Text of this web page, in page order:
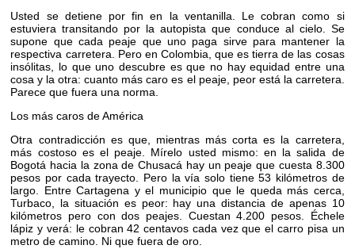
Usted se detiene por fin en la ventanilla. Le cobran como si
estuviera transitando por la autopista que conduce al cielo. Se
supone que cada peaje que uno paga sirve para mantener la
respectiva carretera. Pero en Colombia, que es tierra de las cosas
insólitas, lo que uno descubre es que no hay equidad entre una
cosa y la otra: cuanto más caro es el peaje, peor está la carretera.
Parece que fuera una norma.
Los más caros de América
Otra contradicción es que, mientras más corta es la carretera,
más costoso es el peaje. Mírelo usted mismo: en la salida de
Bogotá hacia la zona de Chusacá hay un peaje que cuesta 8.300
pesos por cada trayecto. Pero la vía solo tiene 53 kilómetros de
largo. Entre Cartagena y el municipio que le queda más cerca,
Turbaco, la situación es peor: hay una distancia de apenas 10
kilómetros pero con dos peajes. Cuestan 4.200 pesos. Échele
lápiz y verá: le cobran 42 centavos cada vez que el carro pisa un
metro de camino. Ni que fuera de oro.